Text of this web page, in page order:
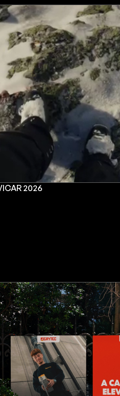
2026